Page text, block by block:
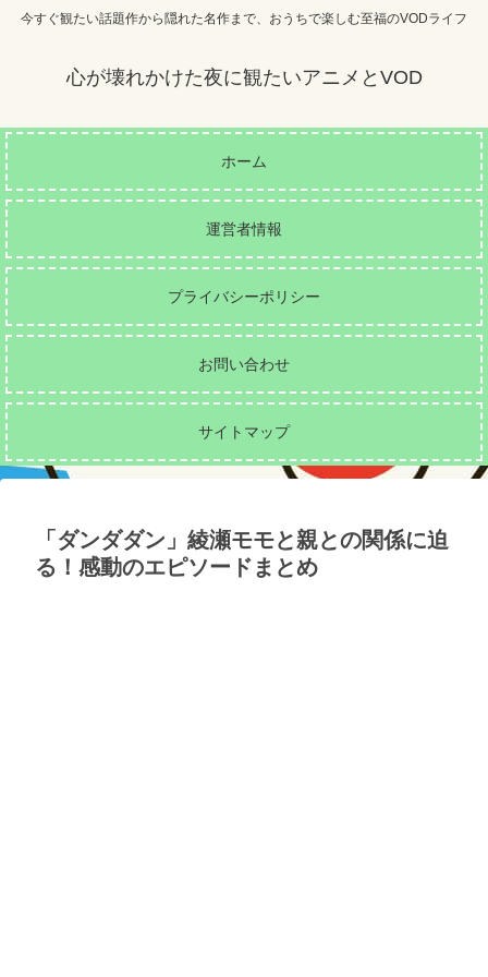
今すぐ観たい話題作から隠れた名作まで、おうちで楽しむ至福のVODライフ
心が壊れかけた夜に観たいアニメとVOD
ホーム
運営者情報
プライバシーポリシー
お問い合わせ
サイトマップ
「ダンダダン」綾瀬モモと親との関係に迫
る！感動のエピソードまとめ